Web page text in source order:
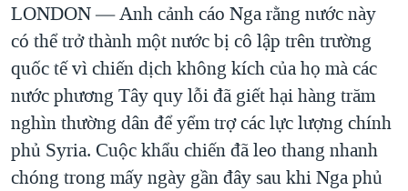
THƯỢNG ĐỈNH TRUMP-KIM TẠI VIỆT NAM
TRỊNH VĨNH BÌNH VS. CHÍNH PHỦ VIỆT NAM
NGƯ DÂN VIỆT VÀ LÀN SÓNG TRỘM HẢI SÂM
BÊN KIA QUỐC LỘ: TIẾNG VỌNG TỪ NÔNG THÔN MỸ
QUAN HỆ VIỆT MỸ
LONDON —Anh cảnh cáo Nga rằng nước này
có thể trở thành một nước bị cô lập trên trường
quốc tế vì chiến dịch không kích của họ mà các
nước phương Tây quy lỗi đã giết hại hàng trăm
nghìn thường dân để yểm trợ các lực lượng chính
phủ Syria. Cuộc khẩu chiến đã leo thang nhanh
chóng trong mấy ngày gần đây sau khi Nga phủ